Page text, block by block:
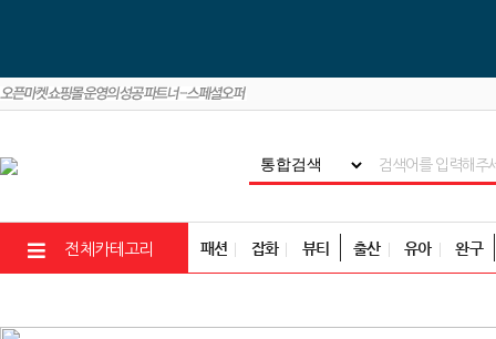
전체카테고리 패션 잡화 뷰티 출산 유아 완구